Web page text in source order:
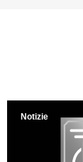
Notizie